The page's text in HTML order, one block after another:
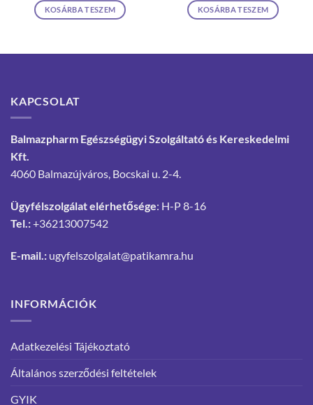
KOSÁRBA TESZEM KOSÁRBA TESZEM
KAPCSOLAT
Balmazpharm Egészségügyi Szolgáltató és Kereskedelmi
Kft.
4060 Balmazújváros, Bocskai u. 2-4.
Ügyfélszolgálat elérhetősége: H-P 8-16
Tel.:+36213007542
E-mail.: ugyfelszolgalat@patikamra.hu
INFORMÁCIÓK
Adatkezelési Tájékoztató
Általános szerződési feltételek
GYIK